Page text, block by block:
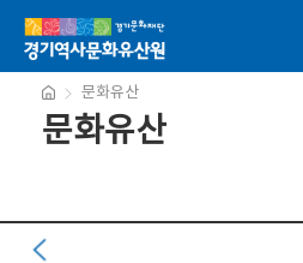
문화유산
문화유산